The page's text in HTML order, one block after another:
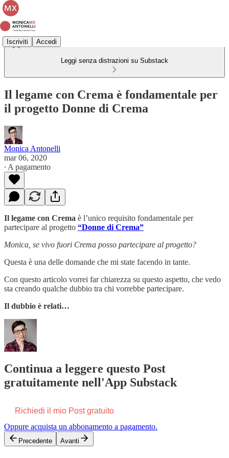
Iscriviti Accedi
Leggi senza distrazioni su Substack
Il legame con Crema è fondamentale per
il progetto Donne di Crema
Monica Antonelli
mar 06, 2020
∙ A pagamento
Il legame con Crema è l’unico requisito fondamentale per
partecipare al progetto “Donne di Crema”
Monica, se vivo fuori Crema posso partecipare al progetto?
Questa è una delle domande che mi state facendo in tante.
Con questo articolo vorrei far chiarezza su questo aspetto, che vedo
sta creando qualche dubbio tra chi vorrebbe partecipare.
Il dubbio è relati…
Continua a leggere questo Post
gratuitamente nell'App Substack
Richiedi il mio Post gratuito
Oppure acquista un abbonamento a pagamento.
Precedente Avanti